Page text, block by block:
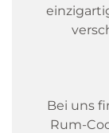
Bei uns
Rum-